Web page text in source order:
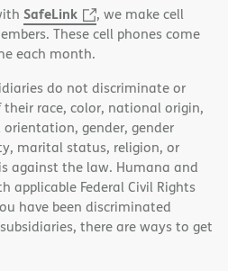
SafeLink
, we make cell
These cell phones come
each month.
do not discriminate or
their race, color, national origin,
gender, gender
marital status, religion, or
against the law. Humana and
applicable Federal Civil Rights
have been discriminated
there are ways to get